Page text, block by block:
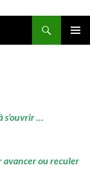
s’ouvrir …
avancer ou reculer